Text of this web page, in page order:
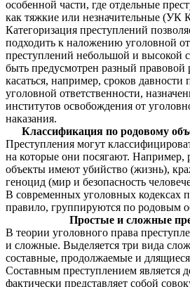
особенной части, где отдельные
как тяжкие или незначительные
Категоризация преступлений
подходить к наложению уголовной
преступлений небольшой и высокой
быть предусмотрен разный
касаться, например, сроков давности
уголовной ответственности,
институтов освобождения от
наказания.
Классификация по родовому
Преступления могут
на которые они посягают. Например,
объекты имеют убийство (жизнь),
геноцид (мир и безопасность
В современных уголовных кодексах
правило, группируются по родовым
Простые и сложные
В теории уголовного права
и сложные. Выделяется три вида
составные, продолжаемые и
Составным преступлением является
фактически представляет собой